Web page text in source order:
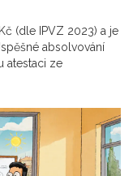
(dle IPVZ 2023) a je
absolvování
atestaci ze